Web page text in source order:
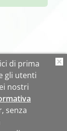
di prima
gli utenti
nostri
senza